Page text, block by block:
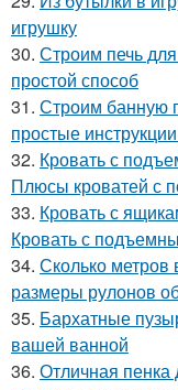
игрушку
30. Строим печь
простой способ
31. Строим банную
простые
32. Кровать с
Плюсы кроватей с
33. Кровать с
Кровать с
34. Сколько
размеры рулонов
35. Бархатные
вашей ванной
36. Отличная пенка